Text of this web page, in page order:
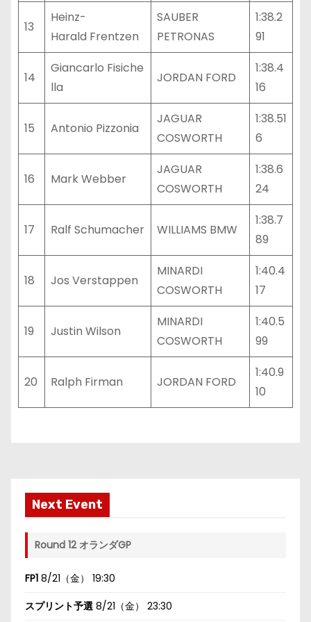
13
Heinz-
Harald Frentzen
SAUBER
PETRONAS
1:38.2
91
14
Giancarlo Fisiche
lla
JORDAN FORD
1:38.4
16
15 Antonio Pizzonia
JAGUAR
COSWORTH
1:38.51
6
16 Mark Webber
JAGUAR
COSWORTH
1:38.6
24
17 Ralf Schumacher WILLIAMS BMW
1:38.7
89
18 Jos Verstappen
MINARDI
COSWORTH
1:40.4
17
19 Justin Wilson
MINARDI
COSWORTH
1:40.5
99
20 Ralph Firman JORDAN FORD
1:40.9
10
Next Event
Round 12 オランダGP
FP1 8/21（金） 19:30
スプリント予選 8/21（金） 23:30